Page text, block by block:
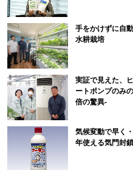
手をかけずに自
水耕栽培
実証で見えた、
ートポンプのみ
倍の驚異-
気候変動で早く
年使える気門封